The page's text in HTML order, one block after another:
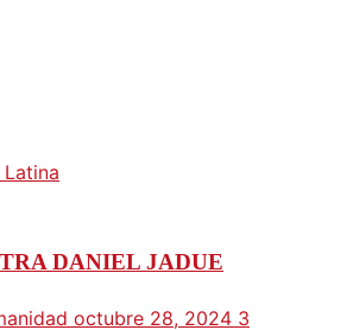
DANIEL JADUE
octubre 28, 2024 3